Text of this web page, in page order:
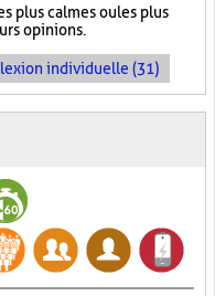
plus calmes ou les plus
opinions.
individuelle (31)